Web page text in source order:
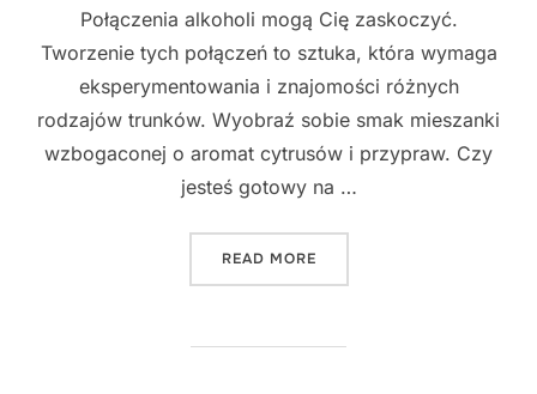
Połączenia alkoholi mogą Cię zaskoczyć.
Tworzenie tych połączeń to sztuka, która wymaga
eksperymentowania i znajomości różnych
rodzajów trunków. Wyobraź sobie smak mieszanki
wzbogaconej o aromat cytrusów i przypraw. Czy
jesteś gotowy na …
READ MORE"ODKRYJ NIEZNANE